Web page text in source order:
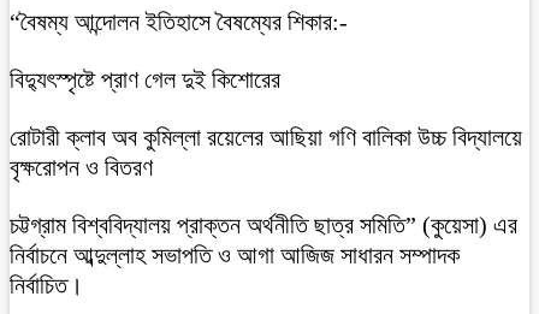
“বৈষম্য আন্দোলন ইতিহাসে বৈষম্যের শিকার:-
বিদ্যুৎস্পৃষ্টে প্রাণ গেল দুই কিশোরের
রোটারী ক্লাব অব কুমিল্লা রয়েলের আছিয়া গণি বালিকা উচ্চ বিদ্যালয়ে
বৃক্ষরোপন ও বিতরণ
চট্টগ্রাম বিশ্ববিদ্যালয় প্রাক্তন অর্থনীতি ছাত্র সমিতি” (কুয়েসা) এর
নির্বাচনে আব্দুল্লাহ সভাপতি ও আগা আজিজ সাধারন সম্পাদক
নির্বাচিত।